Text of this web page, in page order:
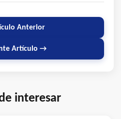
Anterior
Artículo →
interesar